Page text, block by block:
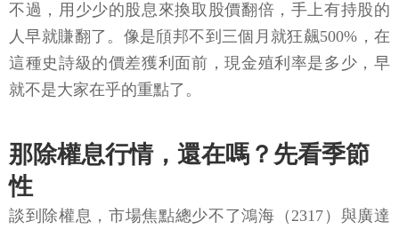
不過，用少少的股息來換取股價翻倍，手上有持股的
人早就賺翻了。像是頎邦不到三個月就狂飆500%，在
這種史詩級的價差獲利面前，現金殖利率是多少，早
就不是大家在乎的重點了。
那除權息行情，還在嗎？先看季節
性
談到除權息，市場焦點總少不了鴻海（2317）與廣達